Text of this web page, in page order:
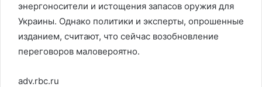
энергоносители и истощения запасов оружия для
Украины. Однако политики и эксперты, опрошенные
изданием, считают, что сейчас возобновление
переговоров маловероятно.
adv.rbc.ru